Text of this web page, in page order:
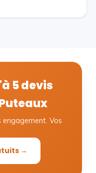
5 devis
Vos
→